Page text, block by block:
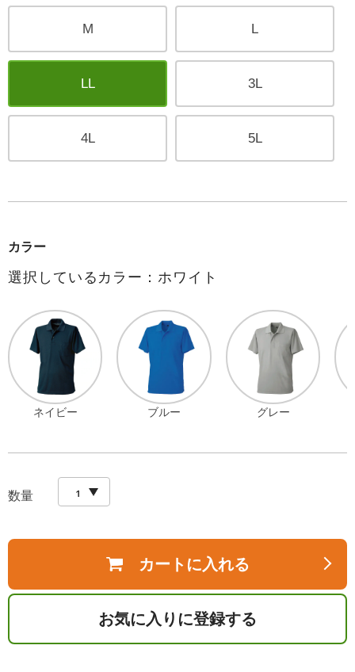
M L
LL 3L
4L 5L
カラー
選択しているカラー：ホワイト
ネイビー ブルー グレー
数量
カートに入れる
お気に入りに登録する